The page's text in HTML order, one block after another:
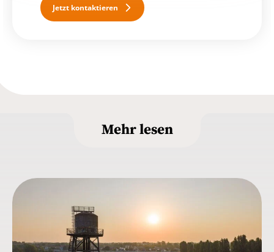
Jetzt kontaktieren
Mehr lesen